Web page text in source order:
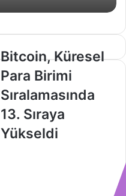
Bitcoin,
Küresel
Para
Birimi
Sıralamasında
13.
Sıraya
Yükseldi
Bitcoin, Küresel
Para Birimi
Sıralamasında
13. Sıraya
Yükseldi